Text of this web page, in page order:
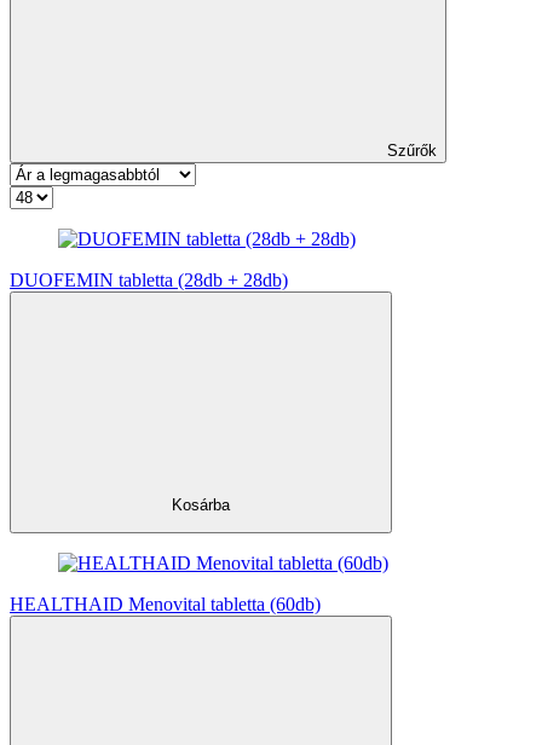
Szűrők
DUOFEMIN tabletta (28db + 28db)
Kosárba
HEALTHAID Menovital tabletta (60db)